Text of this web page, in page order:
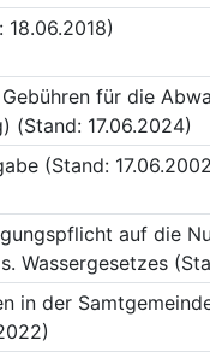
für die
(Stand: 17.06.2024)
(Stand:
auf die
Wassergesetzes
in der